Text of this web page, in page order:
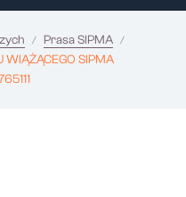
Prasa SIPMA
WIĄŻĄCEGO SIPMA